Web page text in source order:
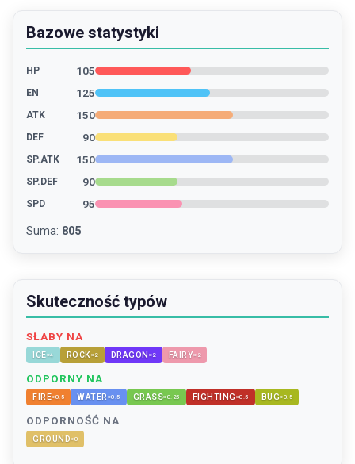
Bazowe statystyki
HP 105
EN 125
ATK 150
DEF 90
SP.ATK 150
SP.DEF 90
SPD 95
Suma: 805
Skuteczność typów
SŁABY NA
ICE×4 ROCK×2 DRAGON ×2 FAIRY× 2
ODPORNY NA
FIRE×0.5 WATER ×0.5 GRASS×0.25 FIGHTING ×0.5 BUG×0.5
ODPORNOŚĆ NA
GROUND×0